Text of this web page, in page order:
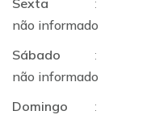
Sexta
:
não informado
Sábado
:
não informado
Domingo
: